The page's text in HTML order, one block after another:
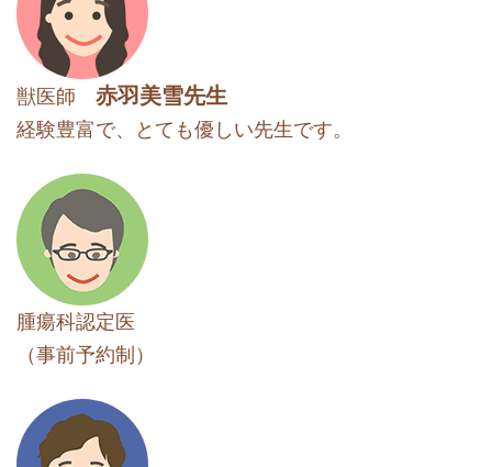
獣医師 赤羽美雪先生
経験豊富で、とても優しい先生です。
腫瘍科認定医
（事前予約制）